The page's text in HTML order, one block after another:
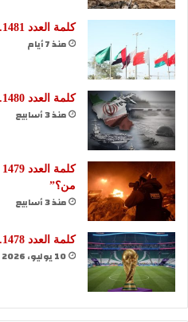
كلمة العدد 1481.. “”من الاحتواء إلى الإقصاء””
منذ 7 أيام
كلمة العدد 1480.. “”حرب جديدة لم تُحسم نهايتها””
منذ 3 أسابيع
من؟”
منذ 3 أسابيع
كلمة العدد 1478.. (الكورة)… هرمون السعادة
10 يوليو، 2026